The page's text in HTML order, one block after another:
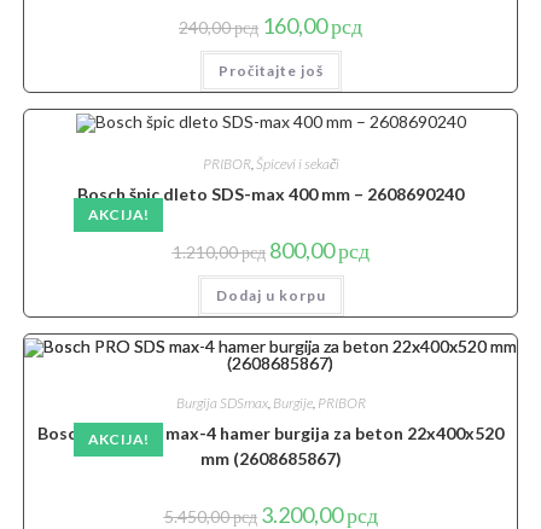
240,00рсд Originalna
cena
je
bila:
240,00 рсд.
160,00рсдTrenutna
cena
Pročitajte još
AKCIJA!
PRIBOR,Špicevi i sekači
Bosch špic dleto SDS-max 400 mm – 2608690240
1.210,00рсд Originalna
cena
je
bila:
1.210,00 рсд.
800,00рсдTrenutna
cena
Dodaj u korpu
AKCIJA!
Burgija SDSmax, Burgije, PRIBOR
Bosch PRO SDS max-4 hamer burgija za beton 22x400x520
mm (2608685867)
5.450,00рсд Originalna
3.200,00рсдTrenutna